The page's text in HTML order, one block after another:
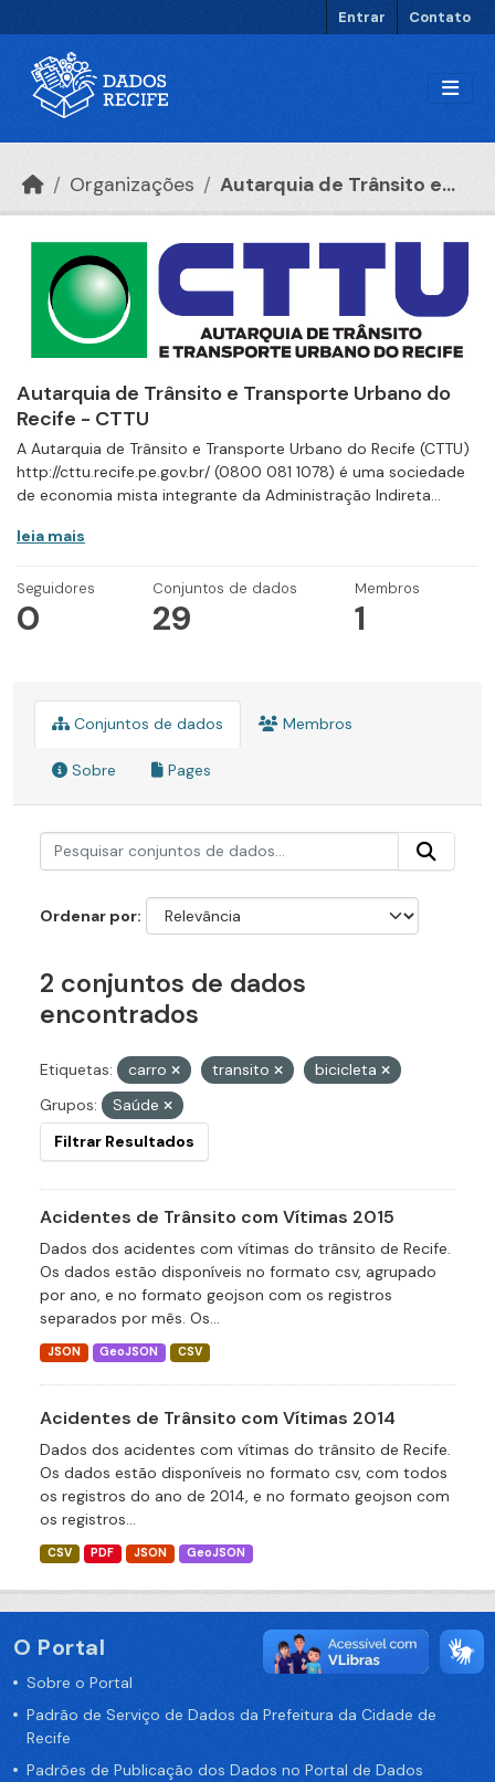
Entrar Contato
Organizações Autarquia de Trânsito e...
Autarquia de Trânsito e Transporte Urbano do
Recife - CTTU
A Autarquia de Trânsito e Transporte Urbano do Recife (CTTU)
http://cttu.recife.pe.gov.br/ (0800 081 1078) é uma sociedade
de economia mista integrante da Administração Indireta...
leia mais
Seguidores
0
Conjuntos de dados
29
Membros
1
Conjuntos de dados Membros
Sobre Pages
Ordenar por
2 conjuntos de dados
encontrados
Etiquetas: carro transito
bicicleta
Grupos:
Saúde
Filtrar Resultados
Acidentes de Trânsito com Vítimas 2015
Dados dos acidentes com vítimas do trânsito de Recife.
Os dados estão disponíveis no formato csv, agrupado
por ano, e no formato geojson com os registros
separados por mês. Os...
JSON GeoJSON CSV
Acidentes de Trânsito com Vítimas 2014
Dados dos acidentes com vítimas do trânsito de Recife.
Os dados estão disponíveis no formato csv, com todos
os registros do ano de 2014, e no formato geojson com
os registros...
CSV PDF JSON GeoJSON
O Portal
Sobre o Portal
Padrão de Serviço de Dados da Prefeitura da Cidade de
Recife
Padrões de Publicação dos Dados no Portal de Dados